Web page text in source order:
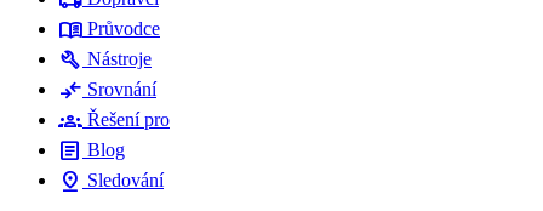
menu_book Průvodce
build Nástroje
compare_arrows Srovnání
groups Řešení pro
article Blog
pin_drop Sledování